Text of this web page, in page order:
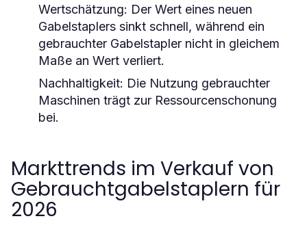
Wertschätzung: Der Wert eines neuen
Gabelstaplers sinkt schnell, während ein
gebrauchter Gabelstapler nicht in gleichem
Maße an Wert verliert.
Nachhaltigkeit: Die Nutzung gebrauchter
Maschinen trägt zur Ressourcenschonung
bei.
Markttrends im Verkauf von
Gebrauchtgabelstaplern für
2026